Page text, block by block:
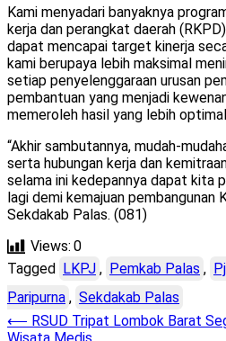
Kami menyadari banyaknya
kerja dan perangkat daerah
dapat mencapai target kinerja
kami berupaya lebih maksimal
setiap penyelenggaraan urusan
pembantuan yang menjadi
memeroleh hasil yang lebih
“Akhir sambutannya, mudah-
serta hubungan kerja dan
selama ini kedepannya dapat kita
lagi demi kemajuan pembangunan
Sekdakab Palas. (081)
Views: 0
Tagged LKPJ , Pemkab Palas ,
Paripurna , Sekdakab Palas
Post
⟵ RSUD Tripat Lombok Barat